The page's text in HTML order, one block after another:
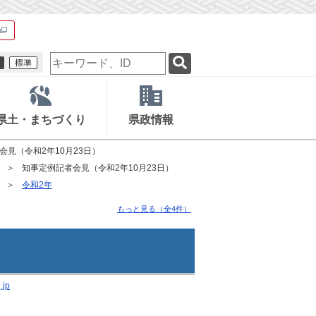
検
索
ー
ー
ド
土・まちづくり 県政情報
見（令和2年10月23日）
知事定例記者会見（令和2年10月23日）
令和2年
もっと見る（全4件）